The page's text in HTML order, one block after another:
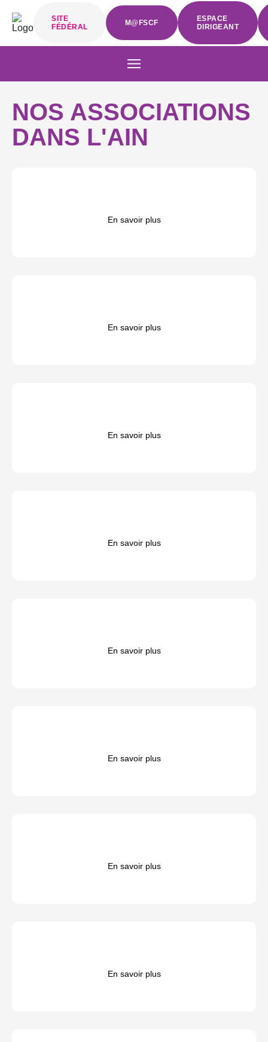
SITE
FÉDÉRAL
M@FSCF
ESPACE
DIRIGEANT
NOS ASSOCIATIONS
DANS L'AIN
En savoir plus
En savoir plus
En savoir plus
En savoir plus
En savoir plus
En savoir plus
En savoir plus
En savoir plus